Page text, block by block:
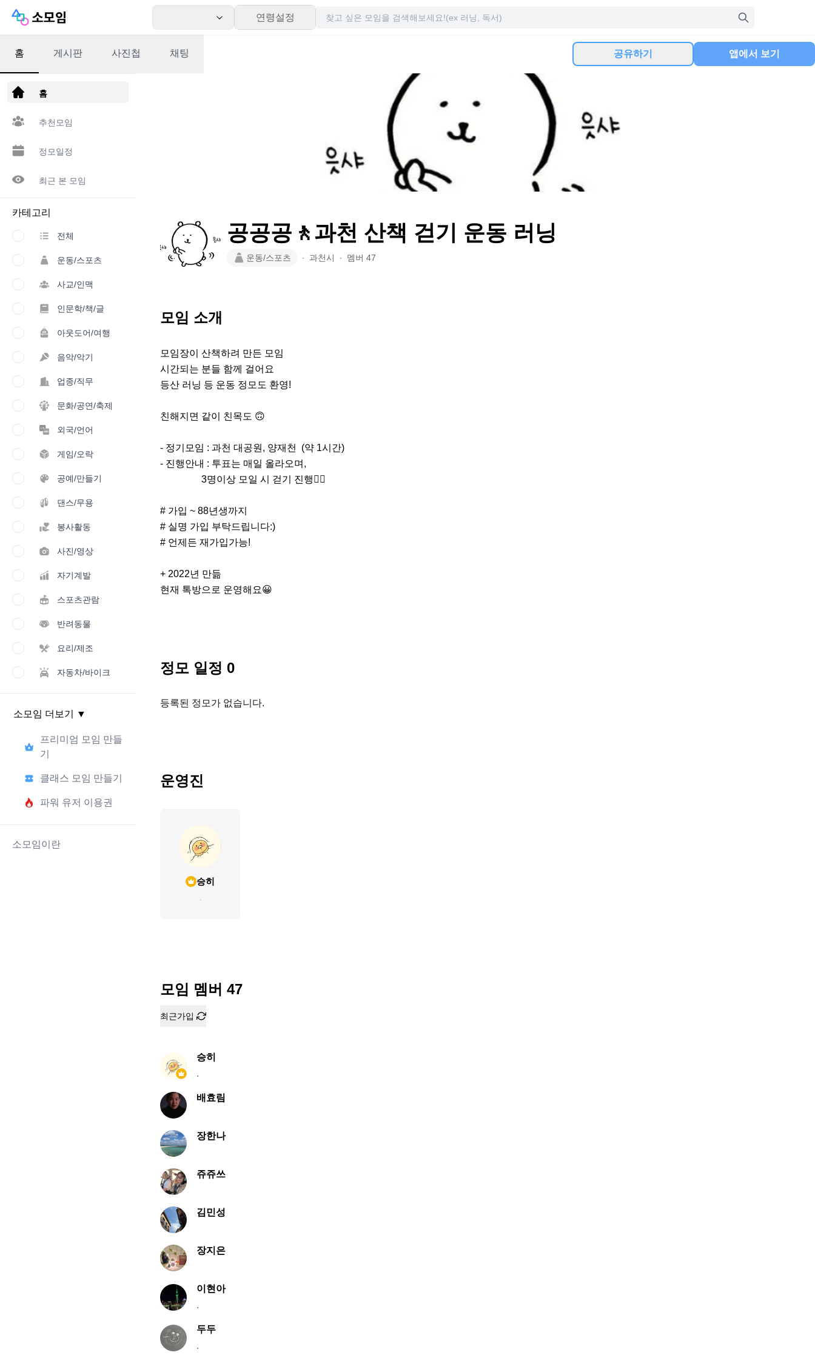
연령설정
앱 다운로드
홈
추천모임
정모일정
최근 본 모임
카테고리
전체
운동/스포츠
사교/인맥
인문학/책/글
아웃도어/여행
음악/악기
업종/직무
문화/공연/축제
외국/언어
게임/오락
공예/만들기
댄스/무용
봉사활동
사진/영상
자기계발
스포츠관람
반려동물
요리/제조
자동차/바이크
소모임 더보기 ▼
프리미엄 모임 만들
기
클래스 모임 만들기
파워 유저 이용권
소모임이란
홈 게시판 사진첩 채팅 공유하기 앱에서 보기
공공공🚶과천 산책 걷기 운동 러닝
운동/스포츠 ∙ 과천시 ∙ 멤버 47
모임 소개
모임장이 산책하려 만든 모임
시간되는 분들 함께 걸어요
등산 러닝 등 운동 정모도 환영!
친해지면 같이 친목도 🙃
- 정기모임 : 과천 대공원, 양재천  (약 1시간)
- 진행안내 : 투표는 매일 올라오며,
# 가입 ~ 88년생까지
# 실명 가입 부탁드립니다:)
# 언제든 재가입가능!
+ 2022년 만듦
현재 톡방으로 운영해요😀
정모 일정 0
등록된 정모가 없습니다.
운영진
승히
.
모임 멤버 47
최근가입
승히
.
배효림
장한나
쥬쥬쓰
김민성
장지은
이현아
.
두두
.